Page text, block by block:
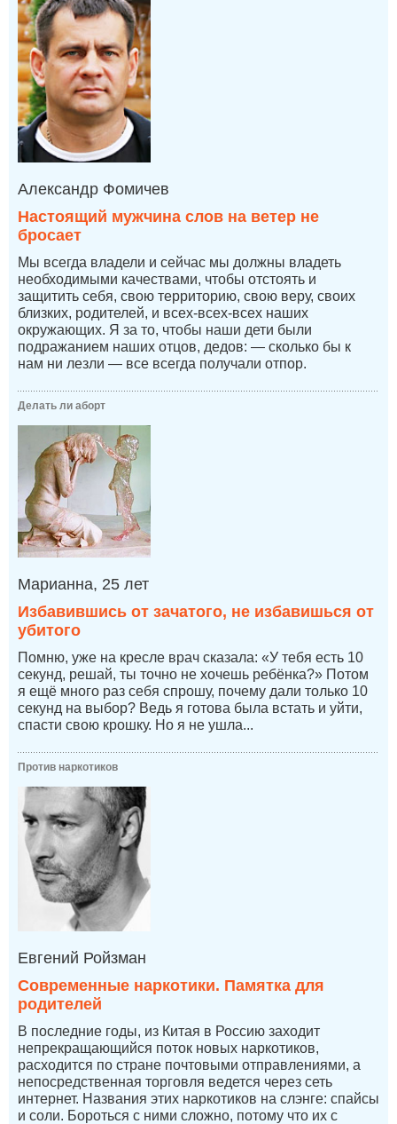
Александр Фомичев
Настоящий мужчина слов на ветер не
бросает
Мы всегда владели и сейчас мы должны владеть
необходимыми качествами, чтобы отстоять и
защитить себя, свою территорию, свою веру, своих
близких, родителей, и всех-всех-всех наших
окружающих. Я за то, чтобы наши дети были
подражанием наших отцов, дедов: — сколько бы к
нам ни лезли — все всегда получали отпор.
Делать ли аборт
Марианна, 25 лет
Избавившись от зачатого, не избавишься от
убитого
Помню, уже на кресле врач сказала: «У тебя есть 10
секунд, решай, ты точно не хочешь ребёнка?» Потом
я ещё много раз себя спрошу, почему дали только 10
секунд на выбор? Ведь я готова была встать и уйти,
спасти свою крошку. Но я не ушла...
Против наркотиков
Евгений Ройзман
Современные наркотики. Памятка для
родителей
В последние годы, из Китая в Россию заходит
непрекращающийся поток новых наркотиков,
расходится по стране почтовыми отправлениями, а
непосредственная торговля ведется через сеть
интернет. Названия этих наркотиков на слэнге: спайсы
и соли. Бороться с ними сложно, потому что их с